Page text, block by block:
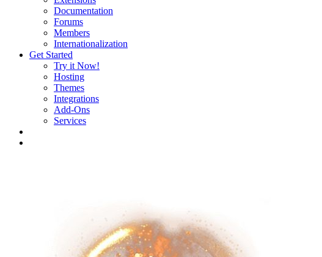
Documentation
Forums
Members
Internationalization
Get Started
Try it Now!
Hosting
Themes
Integrations
Add-Ons
Services